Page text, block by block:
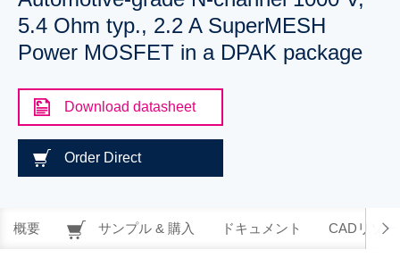
5.4 Ohm typ., 2.2 A SuperMESH
Power MOSFET in a DPAK package
Download datasheet
Order Direct
概要 サンプル & 購入 ドキュメント CADリソー